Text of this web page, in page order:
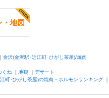
・地図
金沢(金沢駅･近江町･ひがし茶屋)/焼肉
くね ｜ 地鶏 ｜ デザート
町･ひがし茶屋)の焼肉・ホルモンランキング ｜